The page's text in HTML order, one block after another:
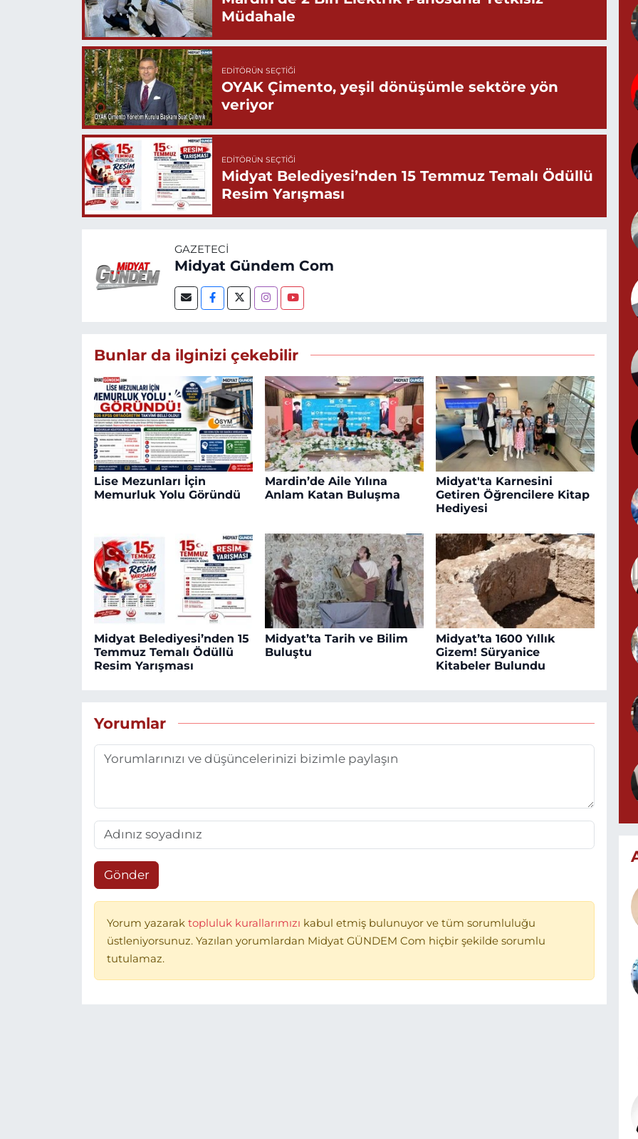
Müdahale
EDITÖRÜN SEÇTIĞI
OYAK Çimento, yeşil dönüşümle sektöre yön
veriyor
EDITÖRÜN SEÇTIĞI
Midyat Belediyesi’nden 15 Temmuz Temalı Ödüllü
Resim Yarışması
GAZETECI
Midyat Gündem Com
Bunlar da ilginizi çekebilir
Lise Mezunları İçin
Memurluk Yolu Göründü
Mardin’de Aile Yılına
Anlam Katan Buluşma
Midyat'ta Karnesini
Getiren Öğrencilere Kitap
Hediyesi
Midyat Belediyesi’nden 15
Temmuz Temalı Ödüllü
Resim Yarışması
Midyat’ta Tarih ve Bilim
Buluştu
Midyat’ta 1600 Yıllık
Gizem! Süryanice
Kitabeler Bulundu
Yorumlar
Gönder
Yorum yazarak topluluk kurallarımızı kabul etmiş bulunuyor ve tüm sorumluluğu
üstleniyorsunuz. Yazılan yorumlardan Midyat GÜNDEM Com hiçbir şekilde sorumlu
tutulamaz.